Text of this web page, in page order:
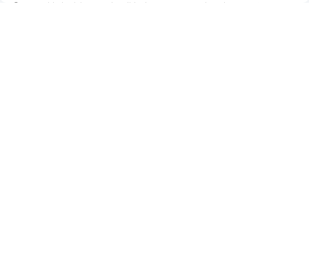
La cantidad mínima en el pedido de compra para el producto es 10.